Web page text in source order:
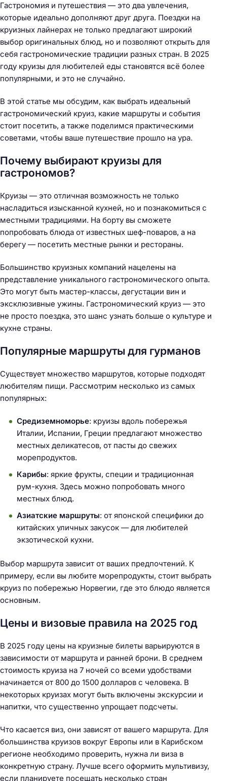
Гастрономия и путешествия — это два увлечения,
которые идеально дополняют друг друга. Поездки на
круизных лайнерах не только предлагают широкий
выбор оригинальных блюд, но и позволяют открыть для
себя гастрономические традиции разных стран. В 2025
году круизы для любителей еды становятся всё более
популярными, и это не случайно.
В этой статье мы обсудим, как выбрать идеальный
гастрономический круиз, какие маршруты и события
стоит посетить, а также поделимся практическими
советами, чтобы ваше путешествие прошло на ура.
Почему выбирают круизы для
гастрономов?
Круизы — это отличная возможность не только
насладиться изысканной кухней, но и познакомиться с
местными традициями. На борту вы сможете
попробовать блюда от известных шеф-поваров, а на
берегу — посетить местные рынки и рестораны.
Большинство круизных компаний нацелены на
представление уникального гастрономического опыта.
Это могут быть мастер-классы, дегустации вин и
эксклюзивные ужины. Гастрономический круиз — это
не просто поездка, это шанс узнать больше о культуре и
кухне страны.
Популярные маршруты для гурманов
Существует множество маршрутов, которые подходят
любителям пищи. Рассмотрим несколько из самых
популярных:
Средиземноморье: круизы вдоль побережья
Италии, Испании, Греции предлагают множество
местных деликатесов, от пасты до свежих
морепродуктов.
Карибы: яркие фрукты, специи и традиционная
рум-кухня. Здесь можно попробовать много
местных блюд.
Азиатские маршруты: от японской специфики до
китайских уличных закусок — для любителей
экзотической кухни.
Выбор маршрута зависит от ваших предпочтений. К
примеру, если вы любите морепродукты, стоит выбрать
круиз по побережью Норвегии, где это блюдо является
основным.
Цены и визовые правила на 2025 год
В 2025 году цены на круизные билеты варьируются в
зависимости от маршрута и ранней брони. В среднем
стоимость круиза на 7 ночей со всеми удобствами
начинается от 800 до 1500 долларов с человека. В
некоторых круизах могут быть включены экскурсии и
напитки, что существенно упрощает подсчеты.
Что касается виз, они зависят от вашего маршрута. Для
большинства круизов вокруг Европы или в Карибском
регионе необходимо проверить, нужна ли виза в
конкретную страну. Лучше всего оформить мультивизу,
если планируете посещать несколько стран